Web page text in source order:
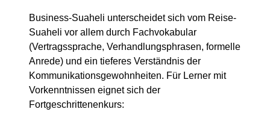
Business-Suaheli unterscheidet sich vom Reise-
Suaheli vor allem durch Fachvokabular
(Vertragssprache, Verhandlungsphrasen, formelle
Anrede) und ein tieferes Verständnis der
Kommunikationsgewohnheiten. Für Lerner mit
Vorkenntnissen eignet sich der
Fortgeschrittenenkurs: